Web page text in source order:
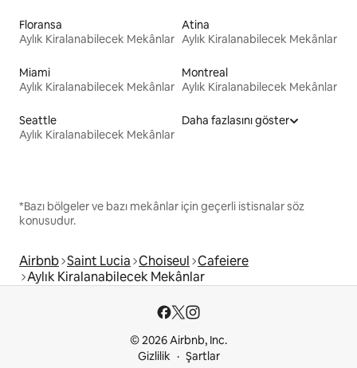
Floransa
Aylık Kiralanabilecek Mekânlar
Atina
Aylık Kiralanabilecek Mekânlar
Miami
Aylık Kiralanabilecek Mekânlar
Montreal
Aylık Kiralanabilecek Mekânlar
Seattle
Aylık Kiralanabilecek Mekânlar
Daha fazlasını göster
*Bazı bölgeler ve bazı mekânlar için geçerli istisnalar söz
konusudur.
Airbnb Saint Lucia Choiseul Cafeiere
Aylık Kiralanabilecek Mekânlar
© 2026 Airbnb, Inc.
Gizlilik
Şartlar